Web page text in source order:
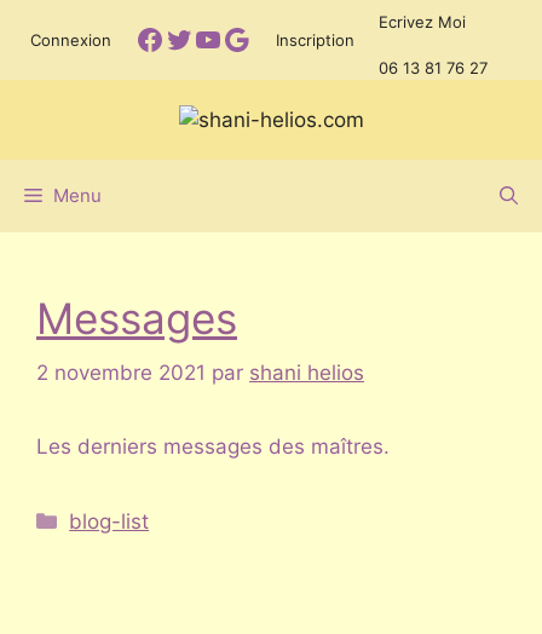
contenu
Connexion Facebook
Twitter
YouTube
Google
Inscription
Ecrivez Moi
06 13 81 76 27
Menu
Messages
2 novembre 2021 par shani helios
Les derniers messages des maîtres.
Catégories
blog-list